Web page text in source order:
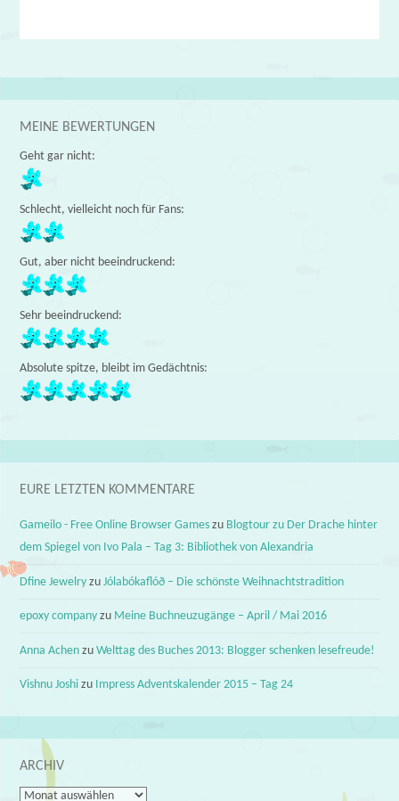
MEINE BEWERTUNGEN
Geht gar nicht:
Schlecht, vielleicht noch für Fans:
Gut, aber nicht beeindruckend:
Sehr beeindruckend:
Absolute spitze, bleibt im Gedächtnis:
EURE LETZTEN KOMMENTARE
Gameilo - Free Online Browser Games zu Blogtour zu Der Drache hinter
dem Spiegel von Ivo Pala – Tag 3: Bibliothek von Alexandria
Dfine Jewelry zuJólabókaflóð – Die schönste Weihnachtstradition
epoxy company zu Meine Buchneuzugänge – April / Mai 2016
Anna Achen zuWelttag des Buches 2013: Blogger schenken lesefreude!
Vishnu Joshi zu Impress Adventskalender 2015 – Tag 24
ARCHIV
Archiv